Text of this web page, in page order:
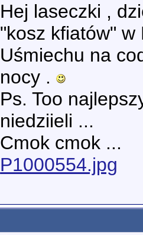
Hej laseczki ,
"kosz kfiatów" w
Uśmiechu na
nocy .
Ps. Too
niedziieli ...
Cmok cmok ...
P1000554.jpg